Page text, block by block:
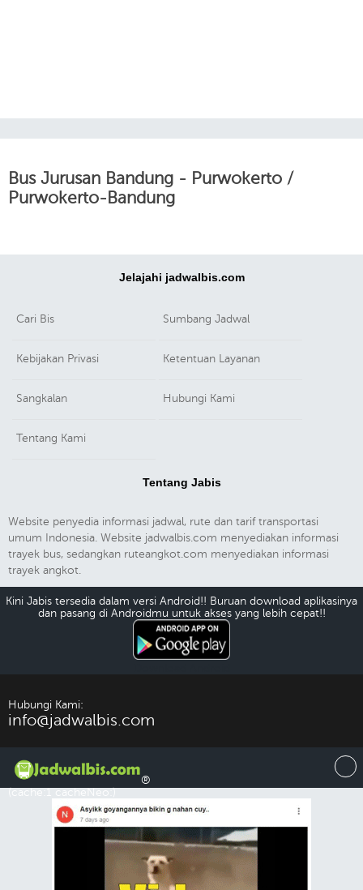
Bus Jurusan Bandung - Purwokerto /
Purwokerto-Bandung
Jelajahi jadwalbis.com
Cari Bis Sumbang Jadwal
Kebijakan Privasi Ketentuan Layanan
Sangkalan Hubungi Kami
Tentang Kami
Tentang Jabis
Website penyedia informasi jadwal, rute dan tarif transportasi
umum Indonesia. Website jadwalbis.com menyediakan informasi
trayek bus, sedangkan ruteangkot.com menyediakan informasi
trayek angkot.
Kini Jabis tersedia dalam versi Android!! Buruan download aplikasinya
dan pasang di Androidmu untuk akses yang lebih cepat!!
Hubungi Kami:
info@jadwalbis.com
®
(cache:1 cacheNeo:)